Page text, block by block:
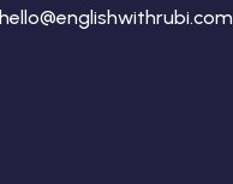
hello@englishwithrubi.com